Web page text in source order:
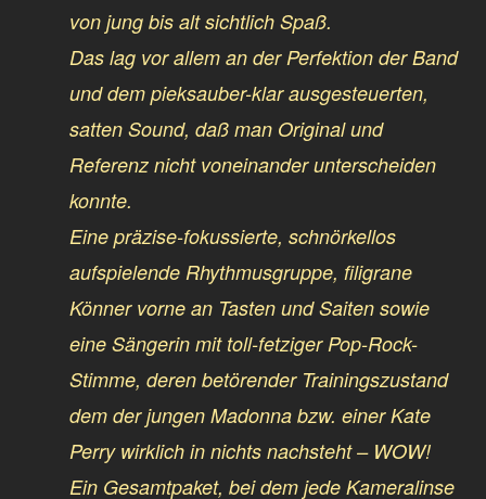
von jung bis alt sichtlich Spaß.
Das lag vor allem an der Perfektion der Band
und dem pieksauber-klar ausgesteuerten,
satten Sound, daß man Original und
Referenz nicht voneinander unterscheiden
konnte.
Eine präzise-fokussierte, schnörkellos
aufspielende Rhythmusgruppe, filigrane
Könner vorne an Tasten und Saiten sowie
eine Sängerin mit toll-fetziger Pop-Rock-
Stimme, deren betörender Trainingszustand
dem der jungen Madonna bzw. einer Kate
Perry wirklich in nichts nachsteht – WOW!
Ein Gesamtpaket, bei dem jede Kameralinse